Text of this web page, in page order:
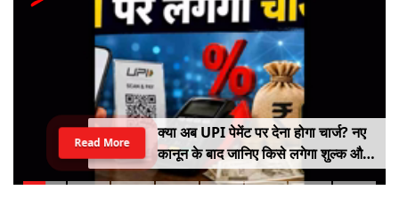
क्या अब UPI पेमेंट पर देना होगा चार्ज? नए
कानून के बाद जानिए किसे लगेगा शुल्क और
किसे नहीं
Read More